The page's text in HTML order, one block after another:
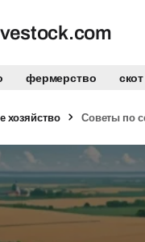
фермерство скот
хозяйство Советы по